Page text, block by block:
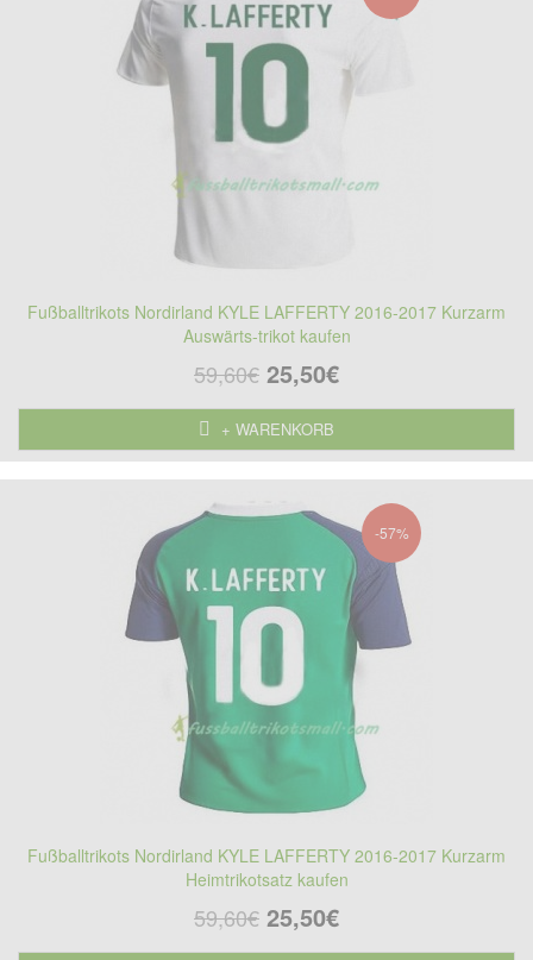
Fußballtrikots Nordirland KYLE LAFFERTY 2016-2017 Kurzarm
Auswärts-trikot kaufen
59,60€ 25,50€
+ WARENKORB
-57%
Fußballtrikots Nordirland KYLE LAFFERTY 2016-2017 Kurzarm
Heimtrikotsatz kaufen
59,60€ 25,50€